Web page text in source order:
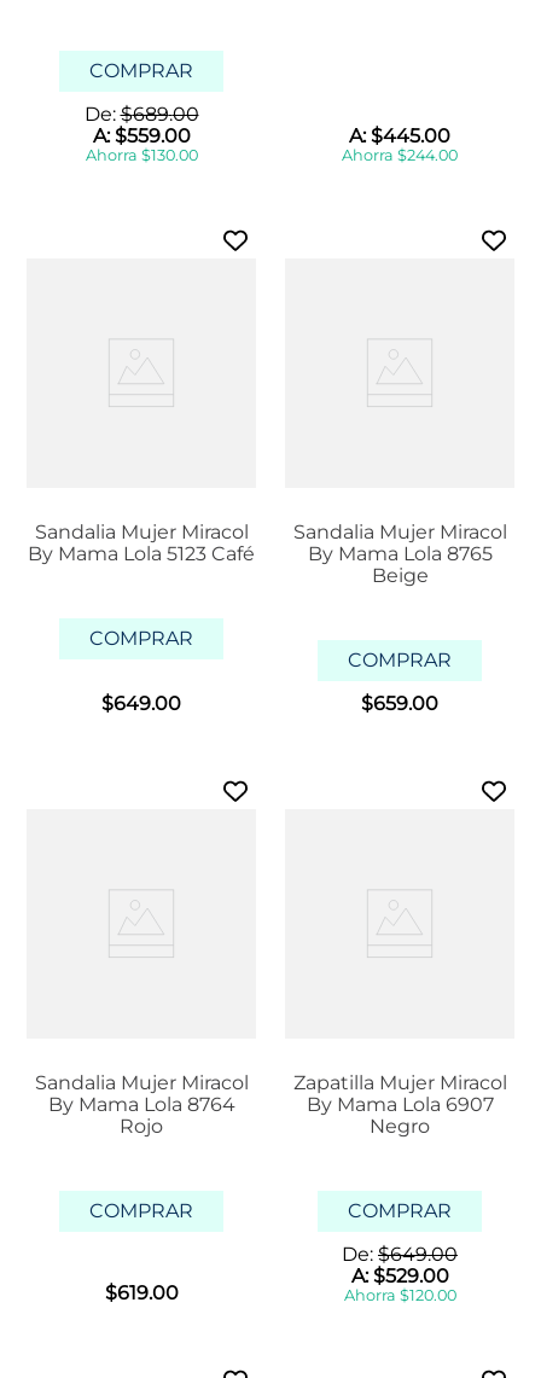
COMPRAR
De:$689.00
A:$559.00
Ahorra $130.00
A:$445.00
Ahorra $244.00
Sandalia Mujer Miracol
By Mama Lola 5123 Café
COMPRAR
$649.00
Sandalia Mujer Miracol
By Mama Lola 8765
Beige
COMPRAR
$659.00
Sandalia Mujer Miracol
By Mama Lola 8764
Rojo
COMPRAR
$619.00
Zapatilla Mujer Miracol
By Mama Lola 6907
Negro
COMPRAR
De: $649.00
A:$529.00
Ahorra $120.00